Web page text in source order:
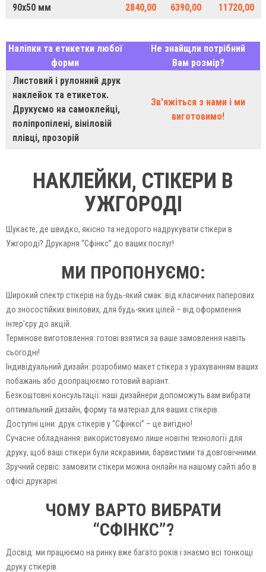
90х50 мм 2840,00 6390,00 11720,00
Наліпки та етикетки любої
форми
Не знайщли потрібний
Вам розмір?
Листовий і рулонний друк
наклейок та етикеток.
Друкуємо на самоклейці,
поліпропілені, вініловій
плівці, прозорій
Зв'яжіться з нами і ми
виготовимо!
НАКЛЕЙКИ, СТІКЕРИ В
УЖГОРОДІ
Шукаєте, де швидко, якісно та недорого надрукувати стікери в
Ужгороді? Друкарня “Сфінкс” до ваших послуг!
МИ ПРОПОНУЄМО:
Широкий спектр стікерів на будь-який смак: від класичних паперових
до зносостійких вінілових, для будь-яких цілей – від оформлення
інтер’єру до акцій.
Термінове виготовлення: готові взятися за ваше замовлення навіть
сьогодні!
Індивідуальний дизайн: розробимо макет стікера з урахуванням ваших
побажань або доопрацюємо готовий варіант.
Безкоштовні консультації: наші дизайнери допоможуть вам вибрати
оптимальний дизайн, форму та матеріал для ваших стікерів.
Доступні ціни: друк стікерів у “Сфінксі” – це вигідно!
Сучасне обладнання: використовуємо лише новітні технології для
друку, щоб ваші стікери були яскравими, барвистими та довговічними.
Зручний сервіс: замовити стікери можна онлайн на нашому сайті або в
офісі друкарні.
ЧОМУ ВАРТО ВИБРАТИ
“СФІНКС”?
Досвід: ми працюємо на ринку вже багато років і знаємо всі тонкощі
друку стікерів.